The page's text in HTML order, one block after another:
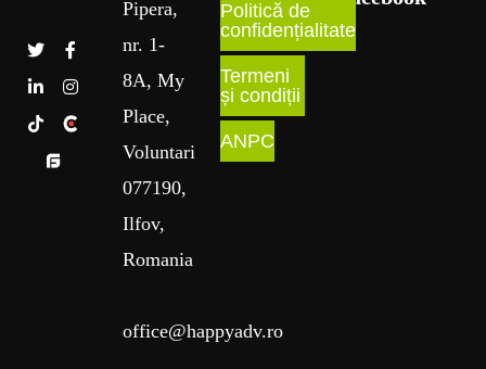
Pipera,
nr. 1-
8A, My
Place,
Voluntari
077190,
Ilfov,
Romania
office@happyadv.ro
Politică de
confidențialitate
Termeni
și condiții
ANPC